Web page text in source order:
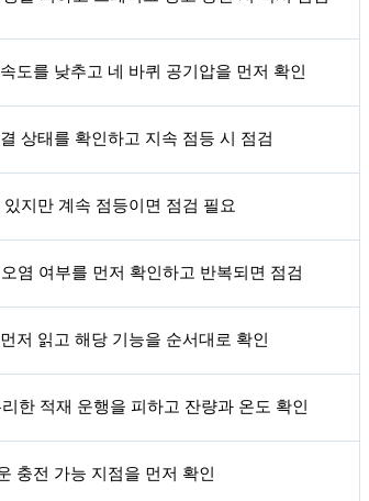
도를 낮추고 네 바퀴 공기압을 먼저 확인
상태를 확인하고 지속 점등 시 점검
지만 계속 점등이면 점검 필요
염 여부를 먼저 확인하고 반복되면 점검
저 읽고 해당 기능을 순서대로 확인
한 적재 운행을 피하고 잔량과 온도 확인
충전 가능 지점을 먼저 확인